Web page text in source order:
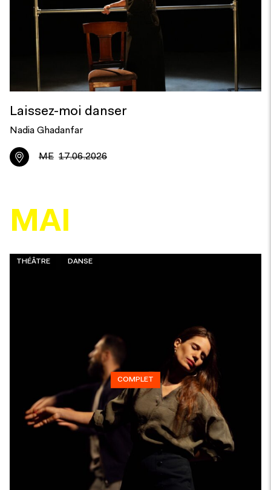
Laissez-moi danser
Nadia Ghadanfar
ME 17.06.2026
MAI
COMPLET
THÉÂTRE DANSE